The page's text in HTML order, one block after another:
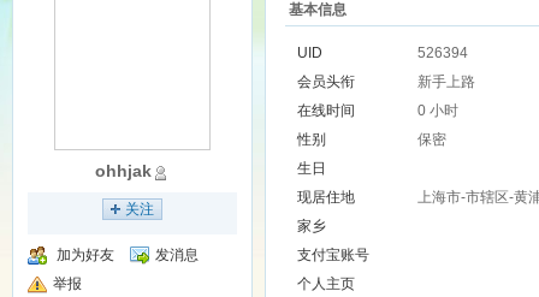
ohhjak
关注
加为好友
发消息
举报
基本信息
UID
526394
会员头衔
新手上路
在线时间
0 小时
性别
保密
生日
现居住地
上海市-市辖区-黄
家乡
支付宝账号
个人主页